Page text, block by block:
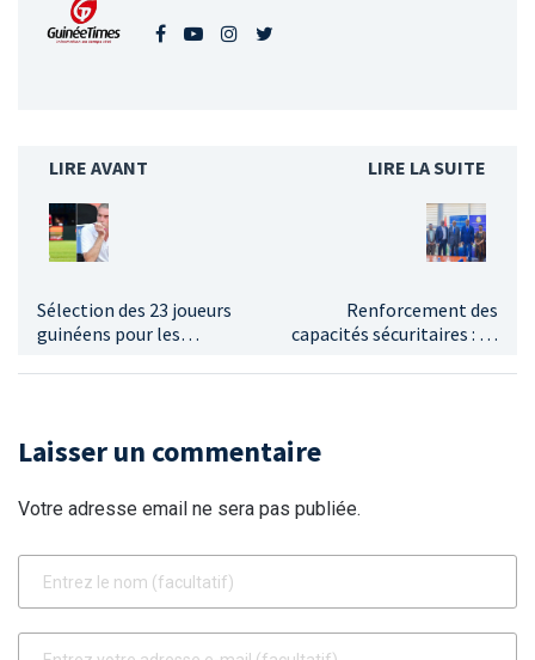
LIRE AVANT
Sélection des 23 joueurs
guinéens pour les
2025 : Le retour de Julien
LIRE LA SUITE
Renforcement des
capacités sécuritaires : Le
au cœur des préparatifs
Laisser un commentaire
Votre adresse email ne sera pas publiée.